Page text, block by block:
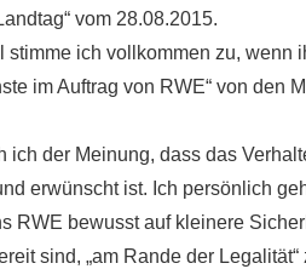
vom 28.08.2015.
stimme ich vollkommen zu, wenn
im Auftrag von RWE“ von den
ich der Meinung, dass das
erwünscht ist. Ich persönlich
RWE bewusst auf kleinere
sind, „am Rande der